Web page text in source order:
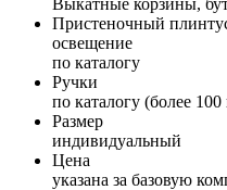
Пристеночный
освещение
по каталогу
Ручки
по каталогу (более
Размер
индивидуальный
Цена
указана за базовую